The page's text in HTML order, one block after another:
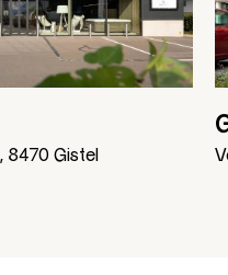
8470 Gistel